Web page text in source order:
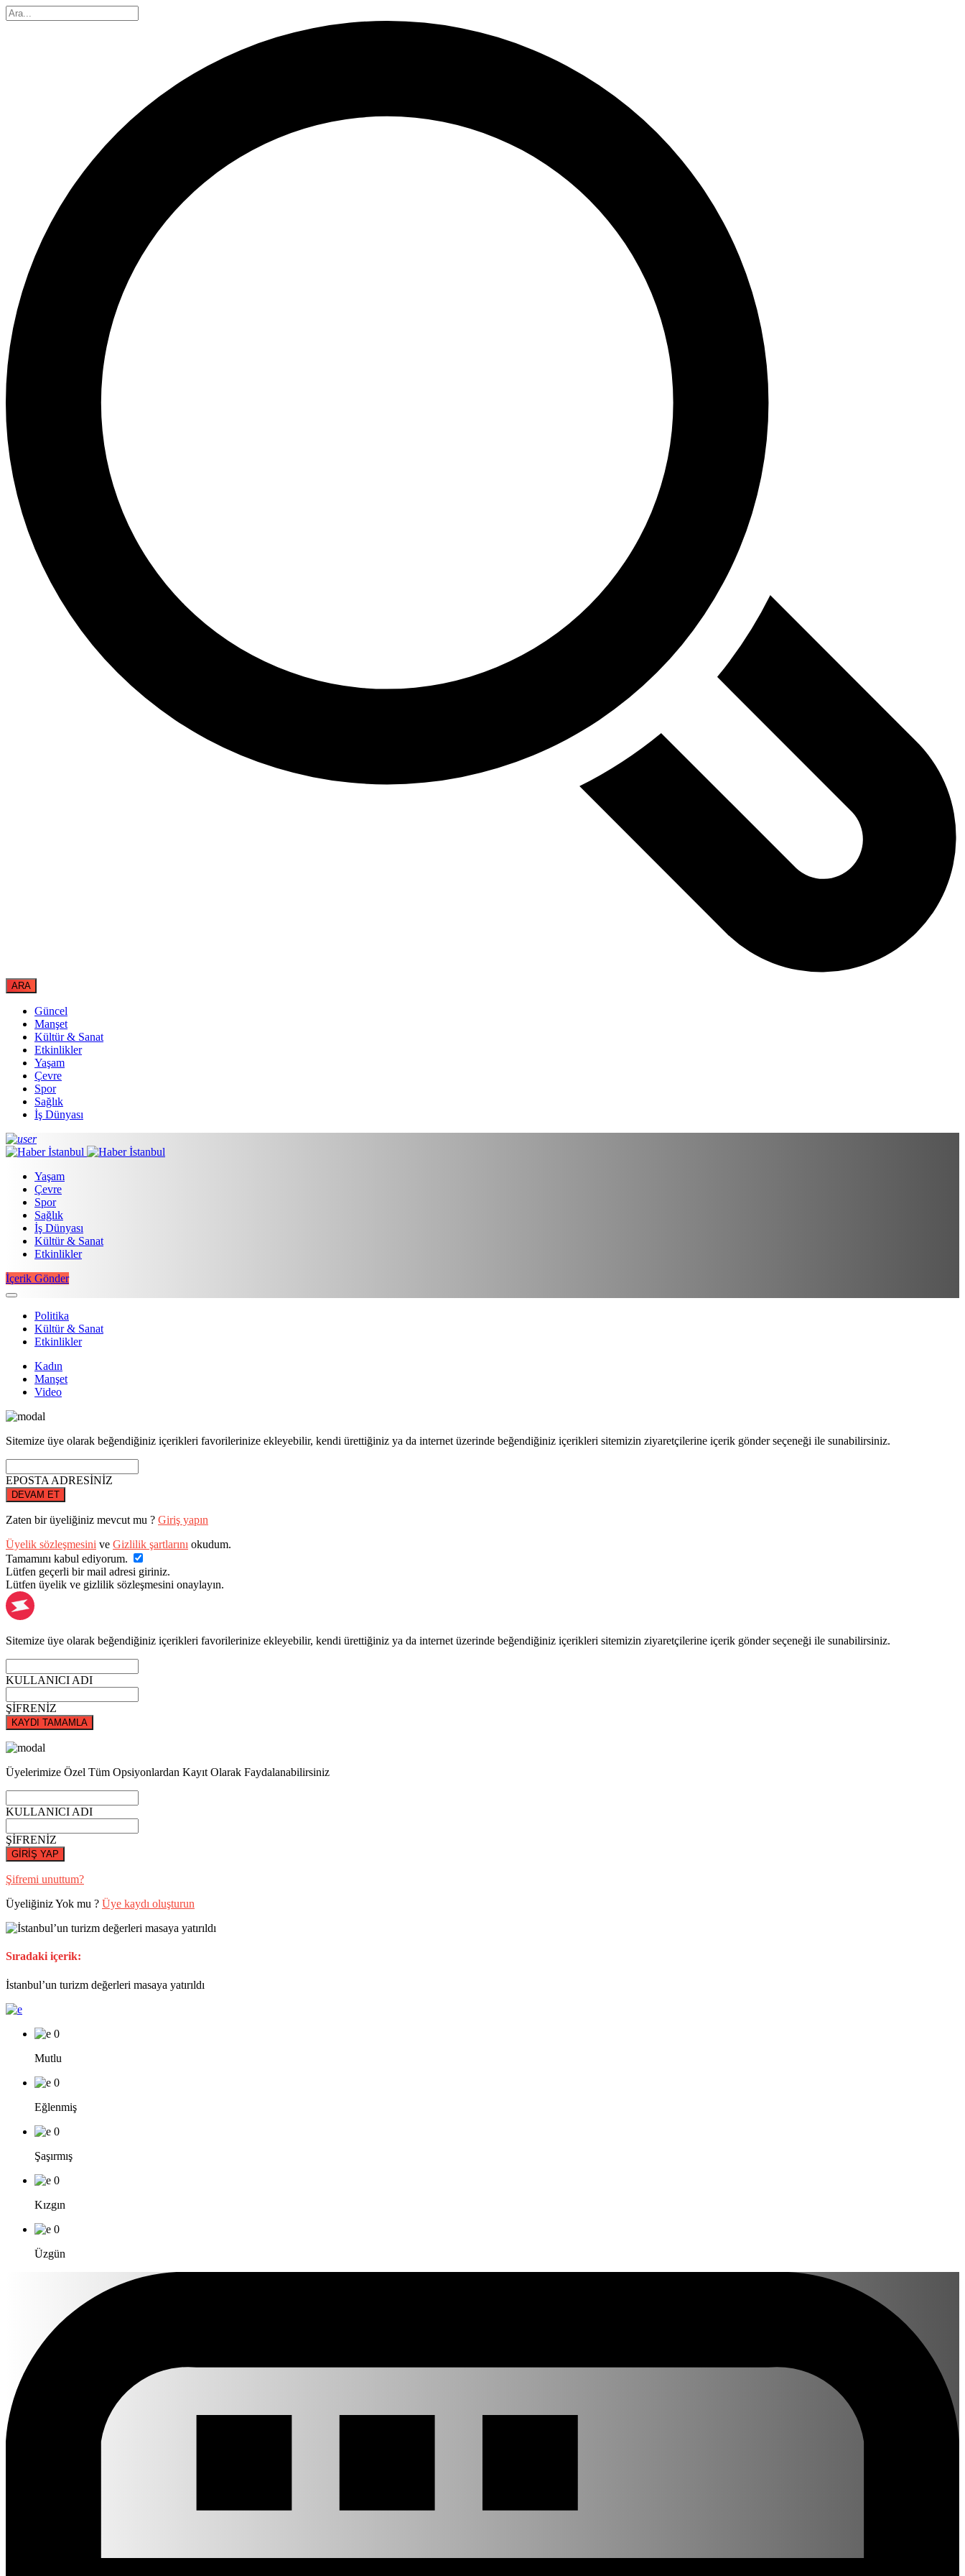
Güncel
Manşet
Kültür & Sanat
Etkinlikler
Yaşam
Çevre
Spor
Sağlık
İş Dünyası
Yaşam
Çevre
Spor
Sağlık
İş Dünyası
Kültür & Sanat
Etkinlikler
İçerik Gönder
Politika
Kültür & Sanat
Etkinlikler
Kadın
Manşet
Video
Sitemize üye olarak beğendiğiniz içerikleri favorilerinize ekleyebilir, kendi ürettiğiniz ya da internet üzerinde beğendiğiniz içerikleri sitemizin ziyaretçilerine içerik gönder seçeneği ile sunabilirsiniz.
EPOSTA ADRESİNİZ
DEVAM ET
Zaten bir üyeliğiniz mevcut mu ? Giriş yapın
Üyelik sözleşmesini ve Gizlilik şartlarını okudum.
Tamamını kabul ediyorum.
Lütfen geçerli bir mail adresi giriniz.
Lütfen üyelik ve gizlilik sözleşmesini onaylayın.
Sitemize üye olarak beğendiğiniz içerikleri favorilerinize ekleyebilir, kendi ürettiğiniz ya da internet üzerinde beğendiğiniz içerikleri sitemizin ziyaretçilerine içerik gönder seçeneği ile sunabilirsiniz.
KULLANICI ADI
ŞİFRENİZ
KAYDI TAMAMLA
Üyelerimize Özel Tüm Opsiyonlardan Kayıt Olarak Faydalanabilirsiniz
KULLANICI ADI
ŞİFRENİZ
GİRİŞ YAP
Şifremi unuttum?
Üyeliğiniz Yok mu ? Üye kaydı oluşturun
Sıradaki içerik:
İstanbul’un turizm değerleri masaya yatırıldı
0
Mutlu
0
Eğlenmiş
0
Şaşırmış
0
Kızgın
0
Üzgün